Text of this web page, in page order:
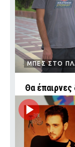
ΜΠΕΣ ΣΤΟ
Θα έπαιρνες